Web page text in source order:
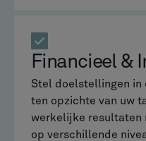
Financieel &
Stel doelstellingen in
ten opzichte van uw
werkelijke resultaten
op verschillende